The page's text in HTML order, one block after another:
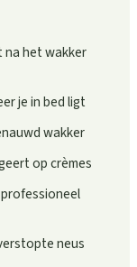
na het wakker
je in bed ligt
wakker
op crèmes
neus